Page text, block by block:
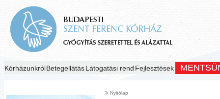
KórházunkrólBetegellátásLátogatási rend Fejlesztések
Nyitólap